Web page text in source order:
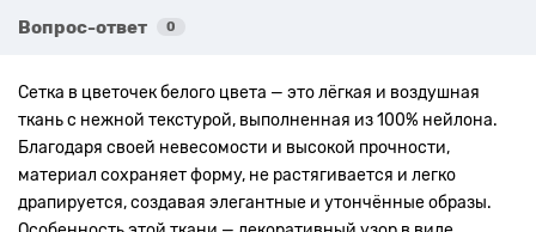
Вопрос-ответ 0
Сетка в цветочек белого цвета — это лёгкая и воздушная
ткань с нежной текстурой, выполненная из 100% нейлона.
Благодаря своей невесомости и высокой прочности,
материал сохраняет форму, не растягивается и легко
драпируется, создавая элегантные и утончённые образы.